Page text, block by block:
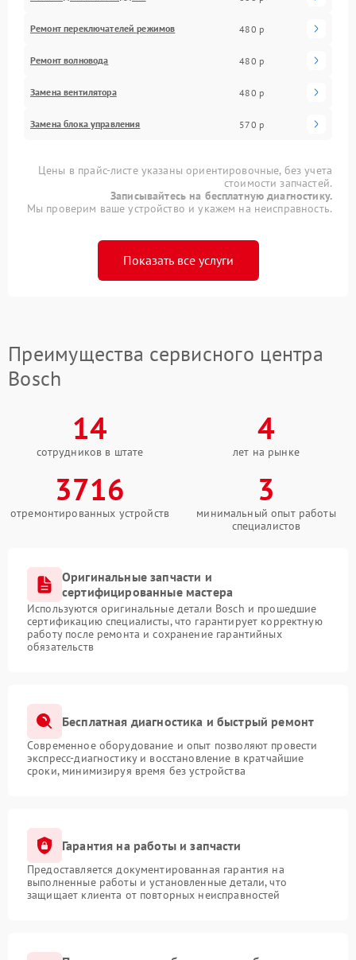
Ремонт переключателей режимов 480 р
Ремонт волновода 480 р
Замена вентилятора 480 р
Замена блока управления 570 р
Цены в прайс-листе указаны ориентировочные, без учета
стоимости запчастей.
Записывайтесь на бесплатную диагностику.
Мы проверим ваше устройство и укажем на неисправность.
Показать все услуги
Преимущества сервисного центра
Bosch
14
сотрудников в штате
4
лет на рынке
3716
отремонтированных устройств
3
минимальный опыт работы
специалистов
Оригинальные запчасти и
сертифицированные мастера
Используются оригинальные детали Bosch и прошедшие
сертификацию специалисты, что гарантирует корректную
работу после ремонта и сохранение гарантийных
обязательств
Бесплатная диагностика и быстрый ремонт
Современное оборудование и опыт позволяют провести
экспресс-диагностику и восстановление в кратчайшие
сроки, минимизируя время без устройства
Гарантия на работы и запчасти
Предоставляется документированная гарантия на
выполненные работы и установленные детали, что
защищает клиента от повторных неисправностей